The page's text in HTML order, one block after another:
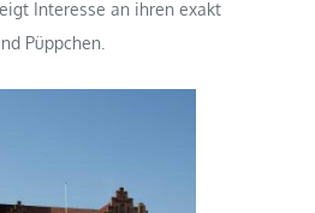
Interesse an ihren exakt
Püppchen.